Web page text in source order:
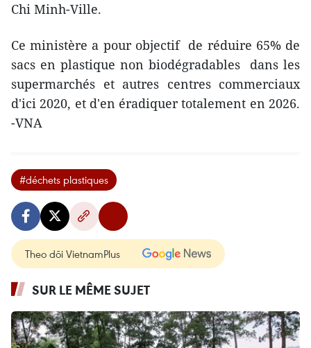
Chi Minh-Ville.
Ce ministère a pour objectif de réduire 65% de
sacs en plastique non biodégradables dans les
supermarchés et autres centres commerciaux
d'ici 2020, et d'en éradiquer totalement en 2026.
-VNA
#déchets plastiques
Theo dõi VietnamPlus
SUR LE MÊME SUJET